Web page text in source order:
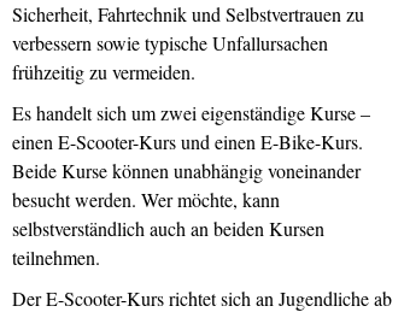
Sicherheit, Fahrtechnik und Selbstvertrauen zu
verbessern sowie typische Unfallursachen
frühzeitig zu vermeiden.
Es handelt sich um zwei eigenständige Kurse –
einen E-Scooter-Kurs und einen E-Bike-Kurs.
Beide Kurse können unabhängig voneinander
besucht werden. Wer möchte, kann
selbstverständlich auch an beiden Kursen
teilnehmen.
Der E-Scooter-Kurs richtet sich an Jugendliche ab